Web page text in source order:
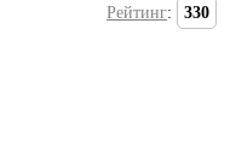
Рейтинг: 330